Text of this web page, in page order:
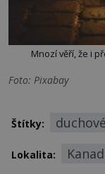
Mnozí věří, že i
Foto: Pixabay
Štítky: duchové
Lokalita: